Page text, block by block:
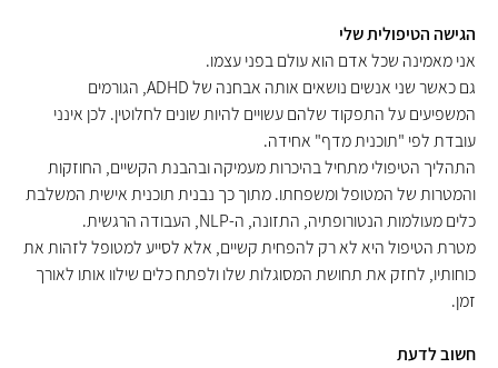
הגישה הטיפולית שלי
אני מאמינה שכל אדם הוא עולם בפני עצמו.
גם כאשר שני אנשים נושאים אותה אבחנה של
הגורמים
המשפיעים על התפקוד שלהם עשויים להיות שונים לחלוטין. לכן אינני
עובדת לפי "תוכנית מדף" אחידה.
התהליך הטיפולי מתחיל בהיכרות מעמיקה ובהבנת הקשיים, החוזקות
והמטרות של המטופל ומשפחתו. מתוך כך נבנית תוכנית אישית המשלבת
כלים מעולמות הנטורופתיה, התזונה, ה-NLP, העבודה הרגשית.
מטרת הטיפול היא לא רק להפחית קשיים, אלא לסייע למטופל לזהות את
כוחותיו, לחזק את תחושת המסוגלות שלו ולפתח כלים שילוו אותו לאורך
זמן.
חשוב לדעת